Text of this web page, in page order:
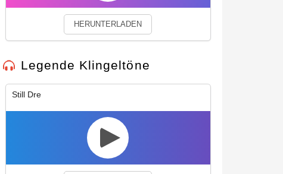
HERUNTERLADEN
Legende Klingeltöne
Still Dre